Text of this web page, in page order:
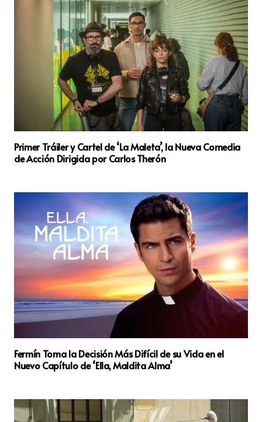
Primer Tráiler y Cartel de ‘La Maleta’, la Nueva Comedia
de Acción Dirigida por Carlos Therón
Fermín Toma la Decisión Más Difícil de su Vida en el
Nuevo Capítulo de ‘Ella, Maldita Alma’